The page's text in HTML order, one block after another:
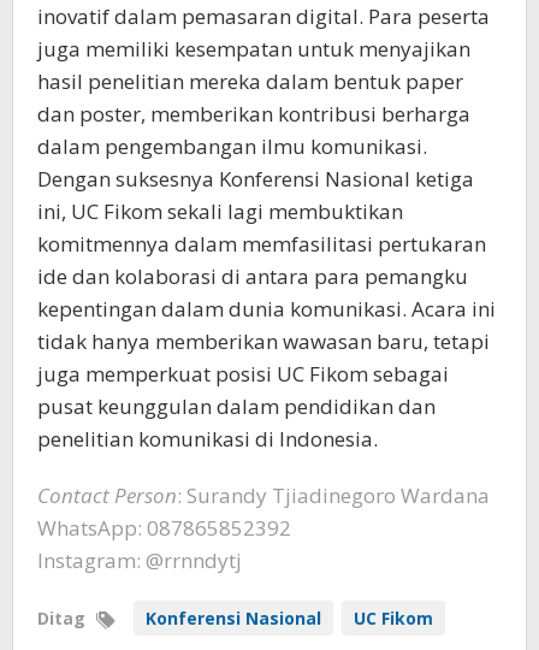
inovatif dalam pemasaran digital. Para peserta
juga memiliki kesempatan untuk menyajikan
hasil penelitian mereka dalam bentuk paper
dan poster, memberikan kontribusi berharga
dalam pengembangan ilmu komunikasi.
Dengan suksesnya Konferensi Nasional ketiga
ini, UC Fikom sekali lagi membuktikan
komitmennya dalam memfasilitasi pertukaran
ide dan kolaborasi di antara para pemangku
kepentingan dalam dunia komunikasi. Acara ini
tidak hanya memberikan wawasan baru, tetapi
juga memperkuat posisi UC Fikom sebagai
pusat keunggulan dalam pendidikan dan
penelitian komunikasi di Indonesia.
Contact Person: Surandy Tjiadinegoro Wardana
WhatsApp: 087865852392
Instagram: @rrnndytj
Ditag Konferensi Nasional UC Fikom